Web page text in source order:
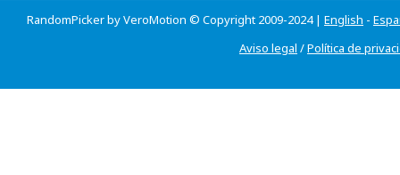
RandomPicker by VeroMotion © Copyright 2009-2024 | English -
Aviso legal /Política de